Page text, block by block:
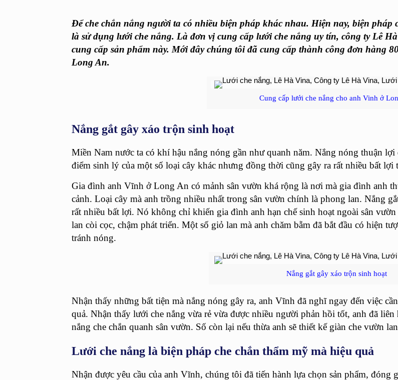
Để che chắn nắng người ta có nhiều biện pháp khác nhau. Hiện nay, biện pháp
là sử dụng lưới che nắng. Là đơn vị cung cấp lưới che nắng uy tín, công ty Lê
cung cấp sản phẩm này. Mới đây chúng tôi đã cung cấp thành công đơn hàng
Long An.
Cung cấp lưới che nắng cho anh Vinh ở
Nắng gắt gây xáo trộn sinh hoạt
Miền Nam nước ta có khí hậu nắng nóng gần như quanh năm. Nắng nóng thuận
điểm sinh lý của một số loại cây khác nhưng đồng thời cũng gây ra rất nhiều bất lợi
Gia đình anh Vĩnh ở Long An có mảnh sân vườn khá rộng là nơi mà gia đình anh
cảnh. Loại cây mà anh trồng nhiều nhất trong sân vườn chính là phong lan. Nắng
rất nhiều bất lợi. Nó không chỉ khiến gia đình anh hạn chế sinh hoạt ngoài sân
lan còi cọc, chậm phát triển. Một số giỏ lan mà anh chăm bẵm đã bắt đầu có hiện
tránh nóng.
Nắng gắt gây xáo trộn sinh hoạt
Nhận thấy những bất tiện mà nắng nóng gây ra, anh Vĩnh đã nghĩ ngay đến việc
quả. Nhận thấy lưới che nắng vừa rẻ vừa được nhiều người phản hồi tốt, anh đã
nắng che chắn quanh sân vườn. Số còn lại nếu thừa anh sẽ thiết kế giàn che vườn
Lưới che nắng là biện pháp che chắn thẩm mỹ mà hiệu quả
Nhận được yêu cầu của anh Vĩnh, chúng tôi đã tiến hành lựa chọn sản phẩm, đóng